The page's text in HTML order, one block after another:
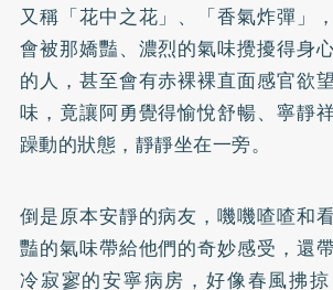
又稱「花中之花」、「香氣炸彈」
會被那嬌豔、濃烈的氣味攪擾得身
的人，甚至會有赤裸裸直面感官欲
味，竟讓阿勇覺得愉悅舒暢、寧靜
躁動的狀態，靜靜坐在一旁。
倒是原本安靜的病友，嘰嘰喳喳和
豔的氣味帶給他們的奇妙感受，還
冷寂寥的安寧病房，好像春風拂